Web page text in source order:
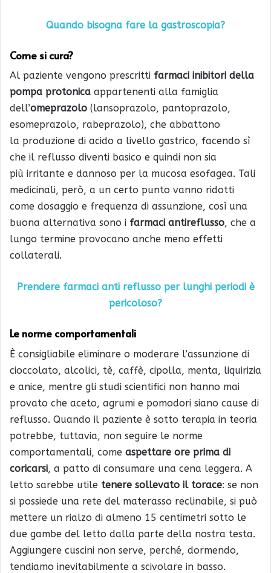
Quando bisogna fare la gastroscopia?
Come si cura?
Al paziente vengono prescritti farmaci inibitori della
pompa protonica appartenenti alla famiglia
dell’omeprazolo (lansoprazolo, pantoprazolo,
esomeprazolo, rabeprazolo), che abbattono
la produzione di acido a livello gastrico, facendo sì
che il reflusso diventi basico e quindi non sia
più irritante e dannoso per la mucosa esofagea. Tali
medicinali, però, a un certo punto vanno ridotti
come dosaggio e frequenza di assunzione, così una
buona alternativa sono i farmaci antireflusso, che a
lungo termine provocano anche meno effetti
collaterali.
Prendere farmaci anti reflusso per lunghi periodi è
pericoloso?
Le norme comportamentali
È consigliabile eliminare o moderare l’assunzione di
cioccolato, alcolici, tè, caffè, cipolla, menta, liquirizia
e anice, mentre gli studi scientifici non hanno mai
provato che aceto, agrumi e pomodori siano cause di
reflusso. Quando il paziente è sotto terapia in teoria
potrebbe, tuttavia, non seguire le norme
comportamentali, come aspettare ore prima di
coricarsi, a patto di consumare una cena leggera. A
letto sarebbe utile tenere sollevato il torace: se non
si possiede una rete del materasso reclinabile, si può
mettere un rialzo di almeno 15 centimetri sotto le
due gambe del letto dalla parte della nostra testa.
Aggiungere cuscini non serve, perché, dormendo,
tendiamo inevitabilmente a scivolare in basso.